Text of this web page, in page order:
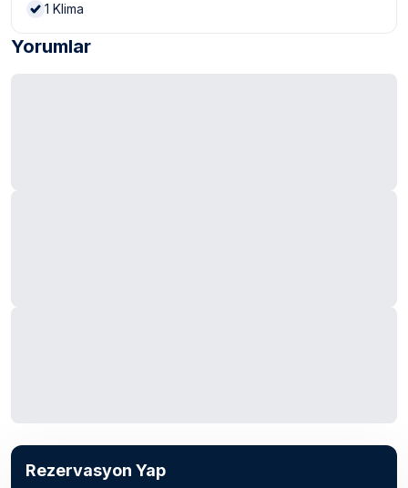
1 Klima
Yorumlar
Rezervasyon Yap